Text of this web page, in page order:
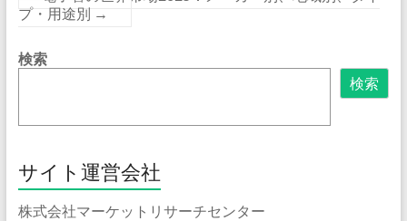
プ・用途別 →
検索
検索
サイト運営会社
株式会社マーケットリサーチセンター